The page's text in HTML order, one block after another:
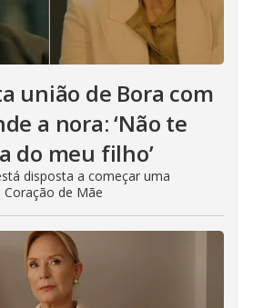
união de Bora com
a nora: ‘Não te
do meu filho’
disposta a começar uma
de Mãe